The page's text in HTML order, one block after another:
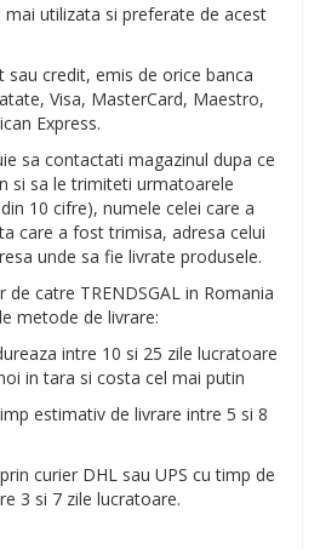
mai utilizata si preferate de acest
sau credit, emis de orice banca
Visa, MasterCard, Maestro,
Express.
sa contactati magazinul dupa ce
si sa le trimiteti urmatoarele
10 cifre), numele celei care a
care a fost trimisa, adresa celui
unde sa fie livrate produsele.
de catre TRENDSGAL in Romania
metode de livrare:
intre 10 si 25 zile lucratoare
in tara si costa cel mai putin
estimativ de livrare intre 5 si 8
curier DHL sau UPS cu timp de
3 si 7 zile lucratoare.